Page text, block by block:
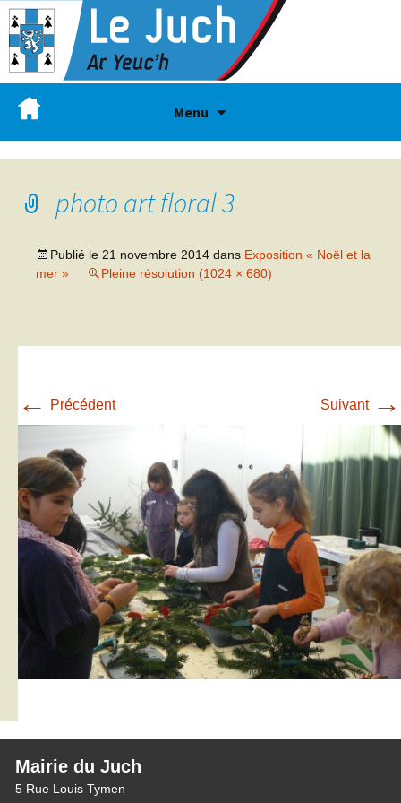
Menu
photo art floral 3
Publié le 21 novembre 2014 dans Exposition « Noël et la
mer »
Pleine résolution (1024 × 680)
← Précédent Suivant →
Mairie du Juch
5 Rue Louis Tymen